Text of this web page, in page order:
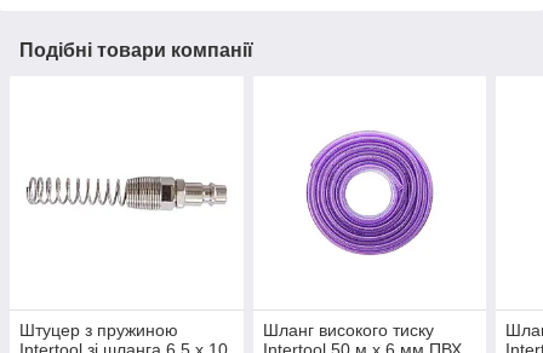
Подібні товари компанії
Штуцер з пружиною
Шланг високого тиску